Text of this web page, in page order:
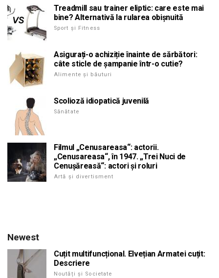
Treadmill sau trainer eliptic: care este mai
bine? Alternativă la rularea obișnuită
Sport și Fitness
Asigurați-o achiziție înainte de sărbători:
câte sticle de șampanie într-o cutie?
Alimente și băuturi
Scolioză idiopatică juvenilă
Sănătate
Filmul „Cenusareasa“: actorii.
„Cenusareasa“, în 1947. „Trei Nuci de
Cenușăreasă“: actori și roluri
Artă și divertisment
Newest
Cuțit multifuncțional. Elvețian Armatei cuțit:
Descriere
Noutăți și Societate